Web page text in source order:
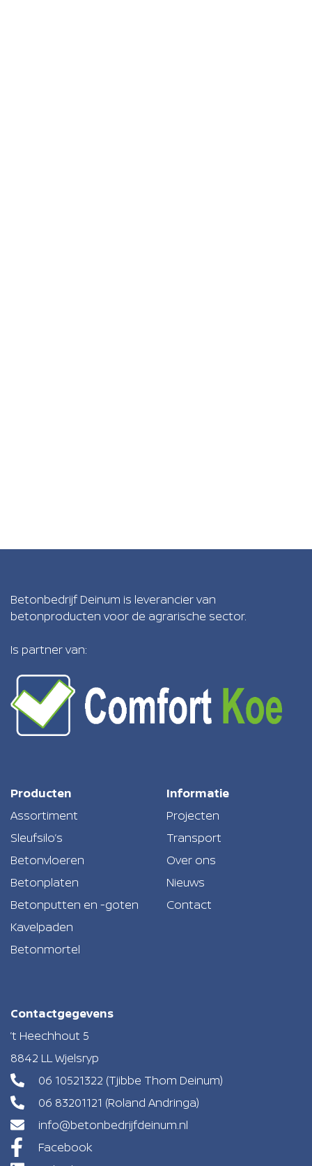
Betonbedrijf Deinum is leverancier van
betonproducten voor de agrarische sector.
Is partner van:
Producten
Assortiment
Sleufsilo’s
Betonvloeren
Betonplaten
Betonputten en -goten
Kavelpaden
Betonmortel
Informatie
Projecten
Transport
Over ons
Nieuws
Contact
Contactgegevens
’t Heechhout 5
8842 LL Wjelsryp
06 10521322 (Tjibbe Thom Deinum)
06 83201121 (Roland Andringa)
info@betonbedrijfdeinum.nl
Facebook